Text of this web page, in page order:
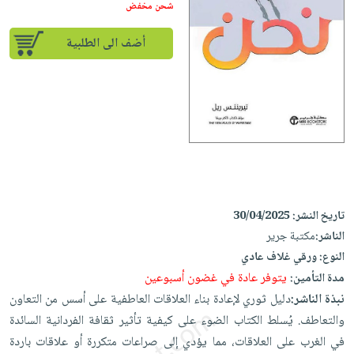
إختياراتنا
كتب
أكاديمية
English
iKitab
بلا
يتكرر
Android
تحميل
iKitab
على
Apple
أسئلة
يتكرر
طرحها
على
Android
على
Apple
المواضيع
الأكثر
تعليمية
صندوق
تعليمية
جديد
الشخصية
العناية
وتصفيف
الشعر
العناية
بالجسم
والسفرة
جديد
الكل
أواني
الطهي
أدوات
متجر
الهدايا
أقسام
شحن مخفض
أضف الى الطلبية
تاريخ النشر:30/04/2025
الناشر:مكتبة جرير
النوع:ورقي غلاف عادي
مدة التأمين:يتوفر عادة في غضون أسبوعين
نبذة الناشر:دليل ثوري لإعادة بناء العلاقات العاطفية على أسس من التعاون
والتعاطف. يُسلط الكتاب الضوء على كيفية تأثير ثقافة الفردانية السائدة
في الغرب على العلاقات، مما يؤدي إلى صراعات متكررة أو علاقات باردة